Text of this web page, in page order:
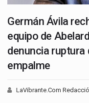
Germán Ávila
equipo de
denuncia ruptura
empalme
LaVibrante.Com